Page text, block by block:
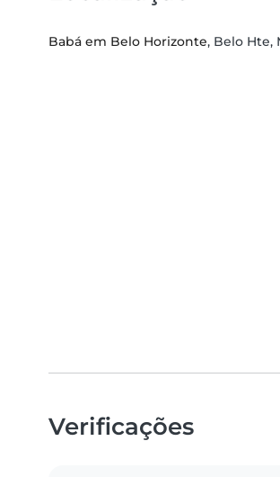
Babá em Belo Horizonte, Belo Hte,
Verificações